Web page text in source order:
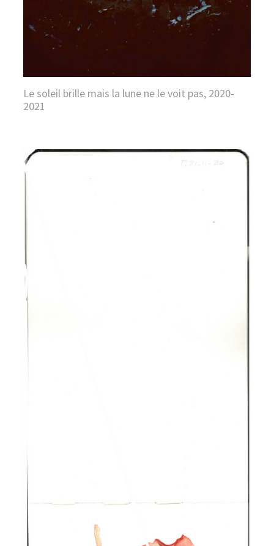
Le soleil brille mais la lune ne le voit pas, 2020-
2021